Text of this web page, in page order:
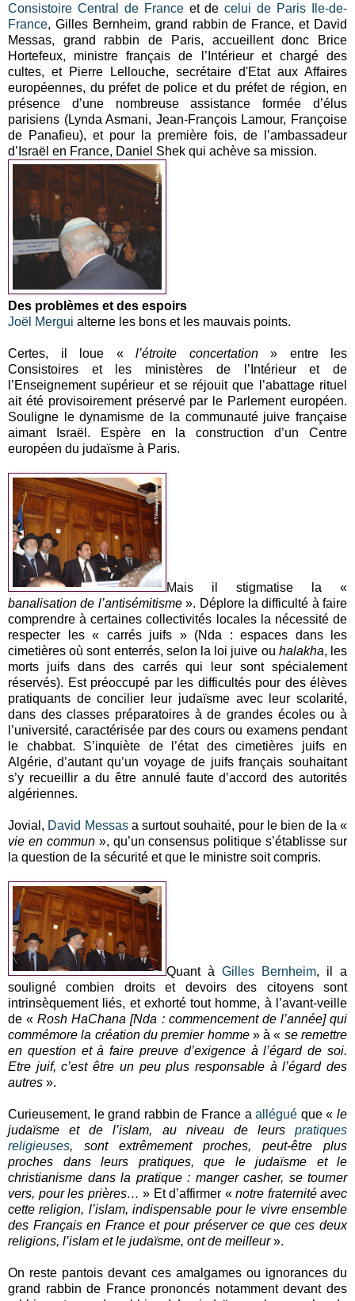
Consistoire Central de Franceet decelui de Paris Ile-de-
France, Gilles Bernheim, grand rabbin de France, et David
Messas, grand rabbin de Paris, accueillent donc Brice
Hortefeux, ministre français de l’Intérieur et chargé des
cultes, et Pierre Lellouche, secrétaire d'Etat aux Affaires
européennes, du préfet de police et du préfet de région, en
présence d’une nombreuse assistance formée d’élus
parisiens (Lynda Asmani, Jean-François Lamour, Françoise
de Panafieu), et pour la première fois, de l’ambassadeur
d’Israël en France, Daniel Shek qui achève sa mission.
Des problèmes et des espoirs
Joël Mergui alterne les bons et les mauvais points.
Certes, il loue « l’étroite concertation» entre les
Consistoires et les ministères de l’Intérieur et de
l’Enseignement supérieur et se réjouit que l’abattage rituel
ait été provisoirement préservé par le Parlement européen.
Souligne le dynamisme de la communauté juive française
aimant Israël. Espère en la construction d’un Centre
européen du judaïsme à Paris.
Mais il stigmatise la «
banalisation de l’antisémitisme». Déplore la difficulté à faire
comprendre à certaines collectivités locales la nécessité de
respecter les « carrés juifs » (Nda : espaces dans les
cimetières où sont enterrés, selon la loi juive ou halakha, les
morts juifs dans des carrés qui leur sont spécialement
réservés). Est préoccupé par les difficultés pour des élèves
pratiquants de concilier leur judaïsme avec leur scolarité,
dans des classes préparatoires à de grandes écoles ou à
l’université, caractérisée par des cours ou examens pendant
le chabbat. S’inquiète de l’état des cimetières juifs en
Algérie, d’autant qu’un voyage de juifs français souhaitant
s’y recueillir a du être annulé faute d’accord des autorités
algériennes.
Jovial, David Messasa surtout souhaité, pour le bien de la «
vie en commun», qu’un consensus politique s’établisse sur
la question de la sécurité et que le ministre soit compris.
Quant à Gilles Bernheim, il a
souligné combien droits et devoirs des citoyens sont
intrinsèquement liés, et exhorté tout homme, à l’avant-veille
de «Rosh HaChana [Nda : commencement de l’année] qui
commémore la création du premier homme» à « se remettre
en question et à faire preuve d’exigence à l’égard de soi.
Etre juif, c’est être un peu plus responsable à l’égard des
autres ».
Curieusement, le grand rabbin de France aallégué que «le
judaïsme et de l’islam, au niveau de leurs pratiques
religieuses, sont extrêmement proches, peut-être plus
proches dans leurs pratiques, que le judaïsme et le
christianisme dans la pratique : manger casher, se tourner
vers, pour les prières… » Et d’affirmer « notre fraternité avec
cette religion, l’islam, indispensable pour le vivre ensemble
des Français en France et pour préserver ce que ces deux
religions, l’islam et le judaïsme, ont de meilleur».
On reste pantois devant ces amalgames ou ignorances du
grand rabbin de France prononcés notamment devant des